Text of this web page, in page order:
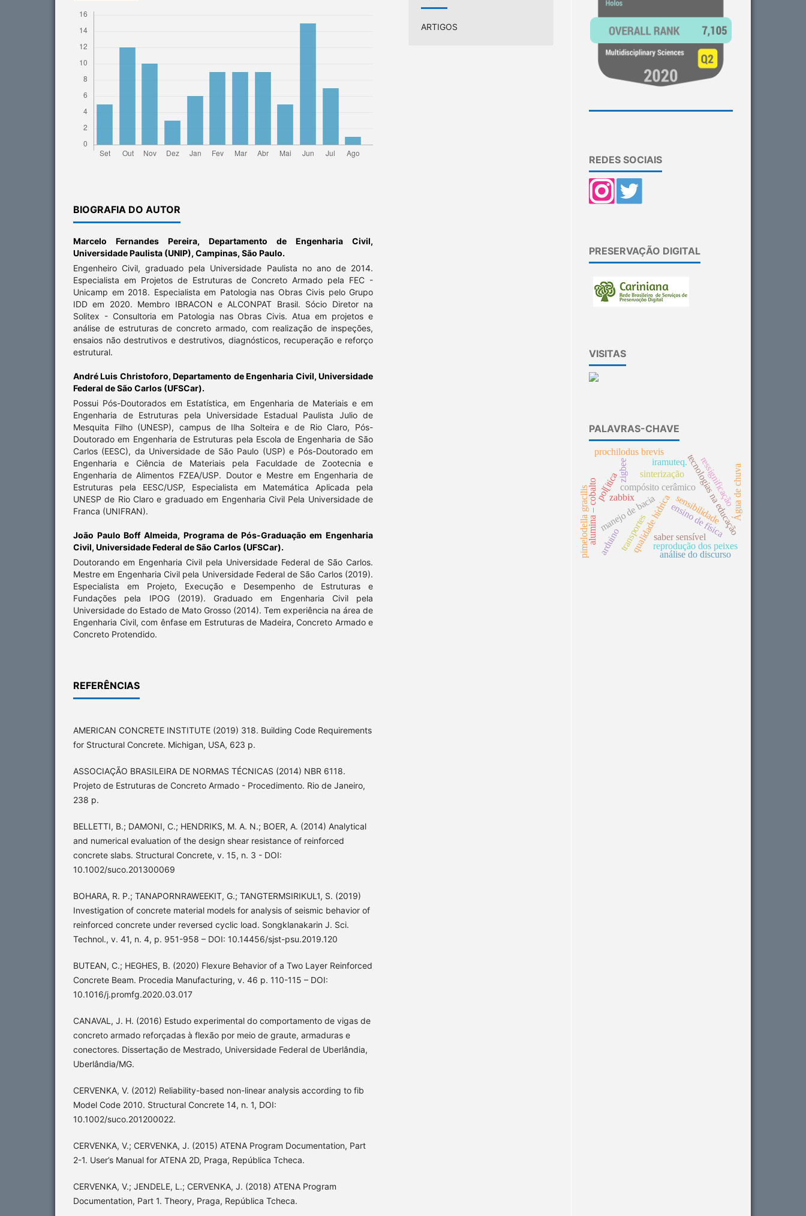
BIOGRAFIA DO AUTOR
Marcelo Fernandes Pereira, Departamento de Engenharia Civil,
Universidade Paulista (UNIP), Campinas, São Paulo.
Engenheiro Civil, graduado pela Universidade Paulista no ano de 2014.
Especialista em Projetos de Estruturas de Concreto Armado pela FEC -
Unicamp em 2018. Especialista em Patologia nas Obras Civis pelo Grupo
IDD em 2020. Membro IBRACON e ALCONPAT Brasil. Sócio Diretor na
Solitex - Consultoria em Patologia nas Obras Civis. Atua em projetos e
análise de estruturas de concreto armado, com realização de inspeções,
ensaios não destrutivos e destrutivos, diagnósticos, recuperação e reforço
estrutural.
André Luis Christoforo,Departamento de Engenharia Civil, Universidade
Federal de São Carlos (UFSCar).
Possui Pós-Doutorados em Estatística, em Engenharia de Materiais e em
Engenharia de Estruturas pela Universidade Estadual Paulista Julio de
Mesquita Filho (UNESP), campus de Ilha Solteira e de Rio Claro, Pós-
Doutorado em Engenharia de Estruturas pela Escola de Engenharia de São
Carlos (EESC), da Universidade de São Paulo (USP) e Pós-Doutorado em
Engenharia e Ciência de Materiais pela Faculdade de Zootecnia e
Engenharia de Alimentos FZEA/USP. Doutor e Mestre em Engenharia de
Estruturas pela EESC/USP, Especialista em Matemática Aplicada pela
UNESP de Rio Claro e graduado em Engenharia Civil Pela Universidade de
Franca (UNIFRAN).
João Paulo Boff Almeida, Programa de Pós-Graduação em Engenharia
Civil, Universidade Federal de São Carlos (UFSCar).
Doutorando em Engenharia Civil pela Universidade Federal de São Carlos.
Mestre em Engenharia Civil pela Universidade Federal de São Carlos (2019).
Especialista em Projeto, Execução e Desempenho de Estruturas e
Fundações pela IPOG (2019). Graduado em Engenharia Civil pela
Universidade do Estado de Mato Grosso (2014). Tem experiência na área de
Engenharia Civil, com ênfase em Estruturas de Madeira, Concreto Armado e
Concreto Protendido.
REFERÊNCIAS
AMERICAN CONCRETE INSTITUTE (2019) 318. Building Code Requirements
for Structural Concrete. Michigan, USA, 623 p.
ASSOCIAÇÃO BRASILEIRA DE NORMAS TÉCNICAS (2014) NBR 6118.
Projeto de Estruturas de Concreto Armado - Procedimento. Rio de Janeiro,
238 p.
BELLETTI, B.; DAMONI, C.; HENDRIKS, M. A. N.; BOER, A. (2014) Analytical
and numerical evaluation of the design shear resistance of reinforced
concrete slabs. Structural Concrete, v. 15, n. 3 - DOI:
10.1002/suco.201300069
BOHARA, R. P.; TANAPORNRAWEEKIT, G.; TANGTERMSIRIKUL1, S. (2019)
Investigation of concrete material models for analysis of seismic behavior of
reinforced concrete under reversed cyclic load. Songklanakarin J. Sci.
Technol., v. 41, n. 4, p. 951-958 – DOI: 10.14456/sjst-psu.2019.120
BUTEAN, C.; HEGHES, B. (2020) Flexure Behavior of a Two Layer Reinforced
Concrete Beam. Procedia Manufacturing, v. 46 p. 110-115 – DOI:
10.1016/j.promfg.2020.03.017
CANAVAL, J. H. (2016) Estudo experimental do comportamento de vigas de
concreto armado reforçadas à flexão por meio de graute, armaduras e
conectores. Dissertação de Mestrado, Universidade Federal de Uberlândia,
Uberlândia/MG.
CERVENKA, V. (2012) Reliability-based non-linear analysis according to fib
Model Code 2010. Structural Concrete 14, n. 1, DOI:
10.1002/suco.201200022.
CERVENKA, V.; CERVENKA, J. (2015) ATENA Program Documentation, Part
2-1. User’s Manual for ATENA 2D, Praga, República Tcheca.
CERVENKA, V.; JENDELE, L.; CERVENKA, J. (2018) ATENA Program
Documentation, Part 1. Theory, Praga, República Tcheca.
ARTIGOS
REDES SOCIAIS
PRESERVAÇÃO DIGITAL
VISITAS
PALAVRAS-CHAVE
ensino de física
qualidade hídrica
manejo de bacia tecnologias na educação
compósito cerâmico
alumina – cobalto
sinterização
zigbee
zabbix
pol[itica Água de chuva
reprodução dos peixes
ressignificação
pimelodella gracilis
prochilodus brevis
saber sensível
sensibilidade
análise do discurso
transportes
iramuteq.
arduino